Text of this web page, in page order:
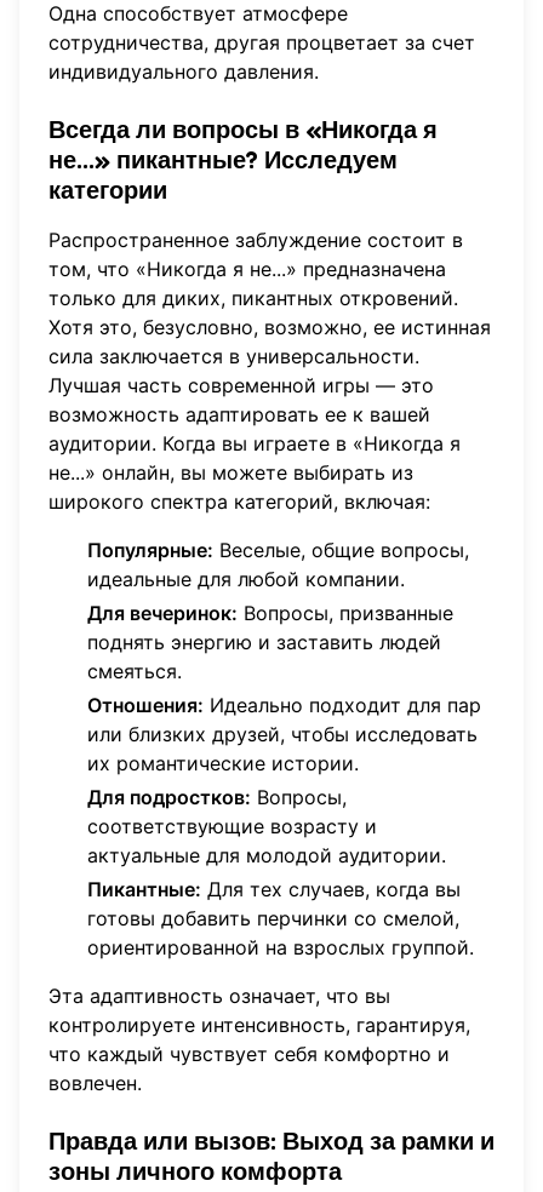
Одна способствует атмосфере
сотрудничества, другая процветает за счет
индивидуального давления.
Всегда ли вопросы в «Никогда я
не...» пикантные? Исследуем
категории
Распространенное заблуждение состоит в
том, что «Никогда я не...» предназначена
только для диких, пикантных откровений.
Хотя это, безусловно, возможно, ее истинная
сила заключается в универсальности.
Лучшая часть современной игры — это
возможность адаптировать ее к вашей
аудитории. Когда вы играете в «Никогда я
не...» онлайн, вы можете выбирать из
широкого спектра категорий, включая:
Популярные: Веселые, общие вопросы,
идеальные для любой компании.
Для вечеринок: Вопросы, призванные
поднять энергию и заставить людей
смеяться.
Отношения: Идеально подходит для пар
или близких друзей, чтобы исследовать
их романтические истории.
Для подростков: Вопросы,
соответствующие возрасту и
актуальные для молодой аудитории.
Пикантные: Для тех случаев, когда вы
готовы добавить перчинки со смелой,
ориентированной на взрослых группой.
Эта адаптивность означает, что вы
контролируете интенсивность, гарантируя,
что каждый чувствует себя комфортно и
вовлечен.
Правда или вызов: Выход за рамки и
зоны личного комфорта